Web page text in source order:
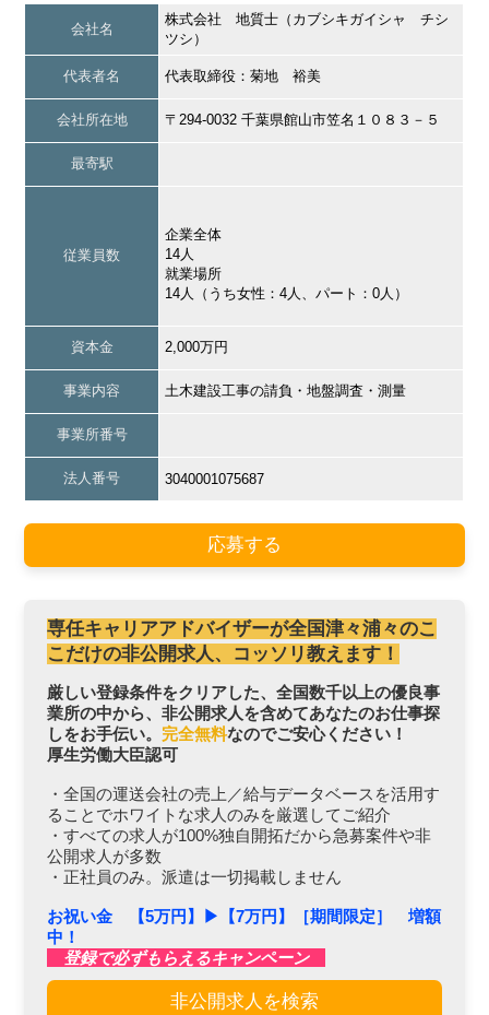
会社名
株式会社 地質士（カブシキガイシャ チシ
ツシ）
代表者名 代表取締役：菊地 裕美
会社所在地 〒294-0032 千葉県館山市笠名１０８３－５
最寄駅
従業員数
企業全体
14人
就業場所
14人（うち女性：4人、パート：0人）
資本金 2,000万円
事業内容 土木建設工事の請負・地盤調査・測量
事業所番号
法人番号 3040001075687
応募する
専任キャリアアドバイザーが全国津々浦々のこ
こだけの非公開求人、コッソリ教えます！
厳しい登録条件をクリアした、全国数千以上の優良事
業所の中から、非公開求人を含めてあなたのお仕事探
しをお手伝い。 完全無料なのでご安心ください！
厚生労働大臣認可
・全国の運送会社の売上／給与データベースを活用す
ることでホワイトな求人のみを厳選してご紹介
・すべての求人が100%独自開拓だから急募案件や非
公開求人が多数
・正社員のみ。派遣は一切掲載しません
お祝い金 【5万円】▶︎【7万円】［期間限定］ 増額
中！
登録で必ずもらえるキャンペーン
非公開求人を検索